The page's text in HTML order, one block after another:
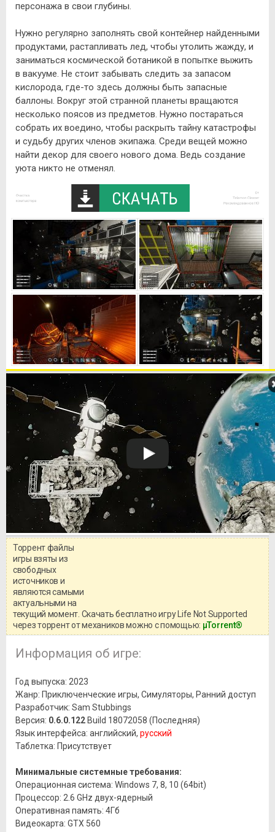
персонажа в свои глубины.
Нужно регулярно заполнять свой контейнер найденными
продуктами, растапливать лед, чтобы утолить жажду, и
заниматься космической ботаникой в попытке выжить
в вакууме. Не стоит забывать следить за запасом
кислорода, где-то здесь должны быть запасные
баллоны. Вокруг этой странной планеты вращаются
несколько поясов из предметов. Нужно постараться
собрать их воедино, чтобы раскрыть тайну катастрофы
и судьбу других членов экипажа. Среди вещей можно
найти декор для своего нового дома. Ведь создание
уюта никто не отменял.
Торрент файлы
игры взяты из
свободных
источников и
являются самыми
актуальными на
текущий момент. Скачать бесплатно игру Life Not Supported
через торрент от механиков можно с помощью: μTorrent®
Информация об игре:
Год выпуска: 2023
Жанр: Приключенческие игры, Симуляторы, Ранний доступ
Разработчик: Sam Stubbings
Версия: 0.6.0.122 Build 18072058 (Последняя)
Язык интерфейса: английский, русский
Таблетка: Присутствует
Минимальные системные требования:
Операционная система: Windows 7, 8, 10 (64bit)
Процессор: 2.6 GHz двух-ядерный
Оперативная память: 4Гб
Видеокарта: GTX 560